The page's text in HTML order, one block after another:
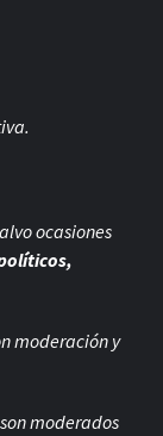
ocasiones
moderación y
moderados